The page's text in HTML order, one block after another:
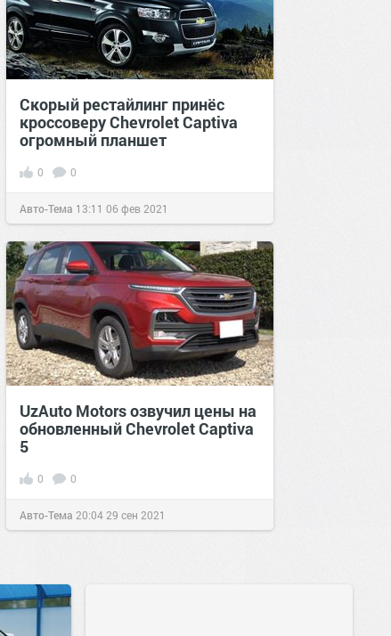
Скорый рестайлинг принёс
кроссоверу Chevrolet Captiva
огромный планшет
0 0
Авто-Тема 13:11 06 фев 2021
UzAuto Motors озвучил цены на
обновленный Chevrolet Captiva
5
0 0
Авто-Тема 20:04 29 сен 2021